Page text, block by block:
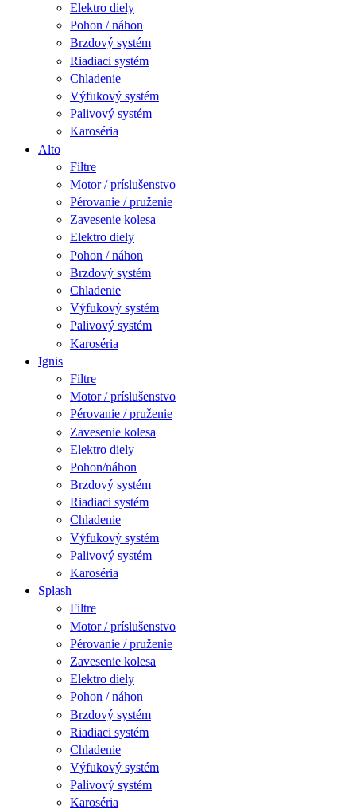
Elektro diely
Pohon / náhon
Brzdový systém
Riadiaci systém
Chladenie
Výfukový systém
Palivový systém
Karoséria
Alto
Filtre
Motor / príslušenstvo
Pérovanie / pruženie
Zavesenie kolesa
Elektro diely
Pohon / náhon
Brzdový systém
Chladenie
Výfukový systém
Palivový systém
Karoséria
Ignis
Filtre
Motor / príslušenstvo
Pérovanie / pruženie
Zavesenie kolesa
Elektro diely
Pohon/náhon
Brzdový systém
Riadiaci systém
Chladenie
Výfukový systém
Palivový systém
Karoséria
Splash
Filtre
Motor / príslušenstvo
Pérovanie / pruženie
Zavesenie kolesa
Elektro diely
Pohon / náhon
Brzdový systém
Riadiaci systém
Chladenie
Výfukový systém
Palivový systém
Karoséria